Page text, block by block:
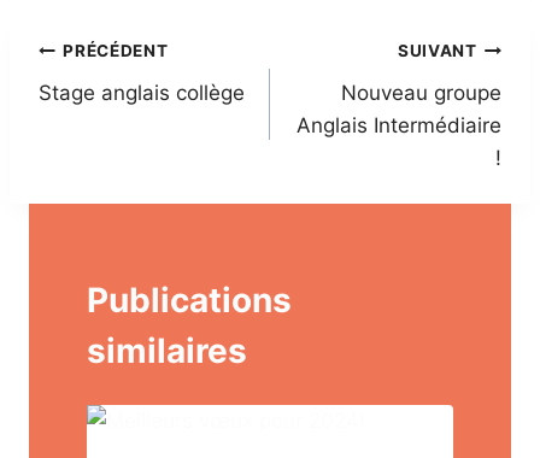
Navigation
de
PRÉCÉDENT
Stage anglais collège
SUIVANT
Nouveau groupe
Anglais Intermédiaire
!
Publications
similaires